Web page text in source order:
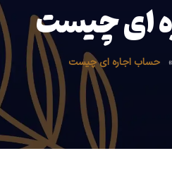
ای چیست
» حساب اجاره ای چیست